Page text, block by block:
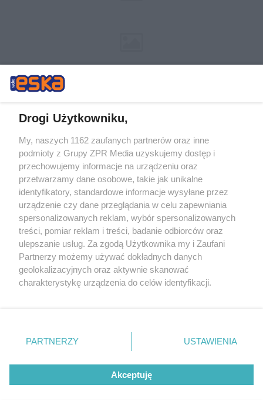
Internecie bez pisemnej zgody właściciela praw. Jakiekolwiek użycie lub
wykorzystanie utworów w całości lub w części z naruszeniem prawa,
tzn. bez właściwej zgody, jest zabronione pod groźbą kary i może być
Drogi Użytkowniku,
My, naszych 1162 zaufanych partnerów oraz inne
podmioty z Grupy ZPR Media uzyskujemy dostęp i
przechowujemy informacje na urządzeniu oraz
przetwarzamy dane osobowe, takie jak unikalne
identyfikatory, standardowe informacje wysyłane przez
urządzenie czy dane przeglądania w celu zapewniania
spersonalizowanych reklam, wybór spersonalizowanych
treści, pomiar reklam i treści, badanie odbiorców oraz
ulepszanie usług. Za zgodą Użytkownika my i Zaufani
Partnerzy możemy używać dokładnych danych
geolokalizacyjnych oraz aktywnie skanować
charakterystykę urządzenia do celów identyfikacji.
zmienić/wycofać klikając przycisk ustawień prywatności
znajdujący się w lewym dolnym rogu strony
rodzaje przetwarzania danych nie wymagają zgody
użytkownika, ale masz prawo sprzeciwić się takiemu
przetwarzaniu. Preferencje będą miały zastosowanie tylko
PARTNERZY USTAWIENIA
Akceptuję